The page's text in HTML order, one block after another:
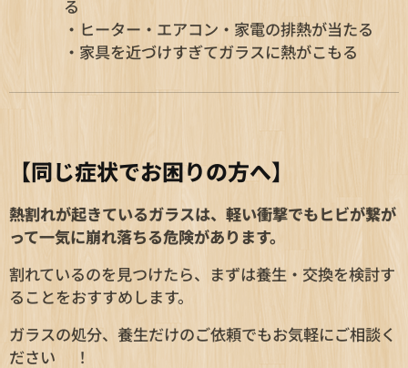
る
・ヒーター・エアコン・家電の排熱が当たる
・家具を近づけすぎてガラスに熱がこもる
【同じ症状でお困りの方へ】
熱割れが起きているガラスは、軽い衝撃でもヒビが繋が
って一気に崩れ落ちる危険があります。
割れているのを見つけたら、まずは養生・交換を検討す
ることをおすすめします。
ガラスの処分、養生だけのご依頼でもお気軽にご相談く
ださい😊！